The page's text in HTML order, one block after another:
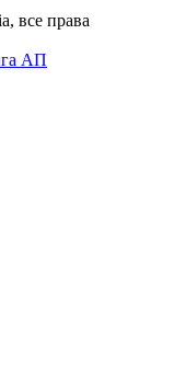
все права